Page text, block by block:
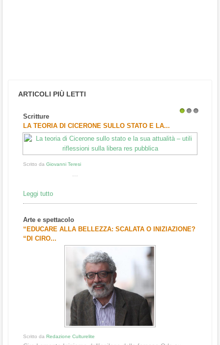
ARTICOLI PIÙ LETTI
Scritture
LA TEORIA DI CICERONE SULLO STATO E LA...
Scritto da Giovanni Teresi
...
Leggi tutto
Arte e spettacolo
“EDUCARE ALLA BELLEZZA: SCALATA O INIZIAZIONE?
“DI CIRO...
Scritto da Redazione Culturelite